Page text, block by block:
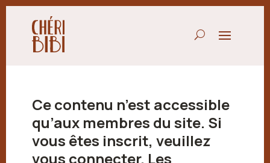
Ce contenu n’est accessible
qu’aux membres du site. Si
vous êtes inscrit, veuillez
vous connecter. Les